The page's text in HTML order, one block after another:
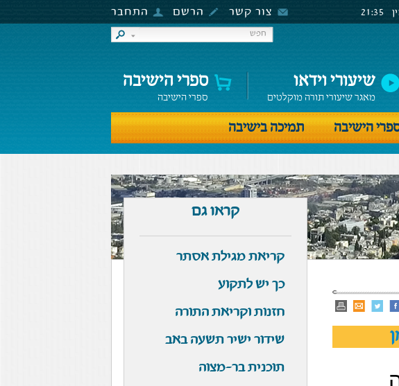
צור קשר הרשם התחבר
שיעורי וידאו
מאגר שיעורי תורה מוקלטים
ספרי הישיבה
ספרי הישיבה
הישיבה
תמיכה בישיבה
קראו גם
קריאת מגילת אסתר
כך יש לתקוע
חזנות וקריאת התורה
שידור ישיר תשעה באב
תוכנית בר-מצוה